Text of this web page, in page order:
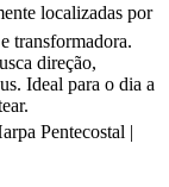
localizadas por
transformadora.
direção,
Ideal para o dia a
Pentecostal |